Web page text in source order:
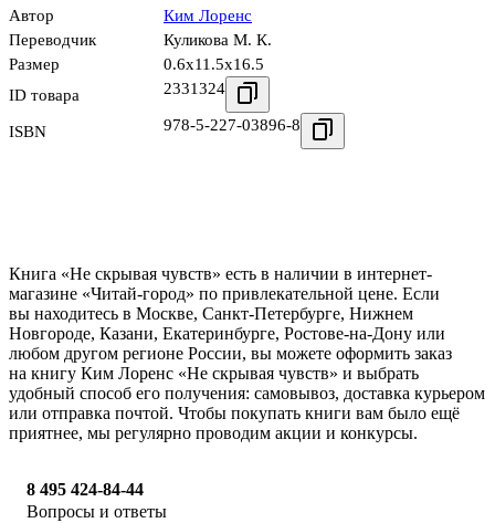
Автор
Ким Лоренс
Переводчик
Куликова М. К.
Размер
0.6x11.5x16.5
ID товара
2331324
ISBN 978-5-227-03896-8
Книга «Не скрывая чувств» есть в наличии в интернет-
магазине «Читай-город» по привлекательной цене. Если
вы находитесь в Москве, Санкт-Петербурге, Нижнем
Новгороде, Казани, Екатеринбурге, Ростове-на-Дону или
любом другом регионе России, вы можете оформить заказ
на книгу Ким Лоренс «Не скрывая чувств» и выбрать
удобный способ его получения: самовывоз, доставка курьером
или отправка почтой. Чтобы покупать книги вам было ещё
приятнее, мы регулярно проводим акции и конкурсы.
8 495 424-84-44
Вопросы и ответы